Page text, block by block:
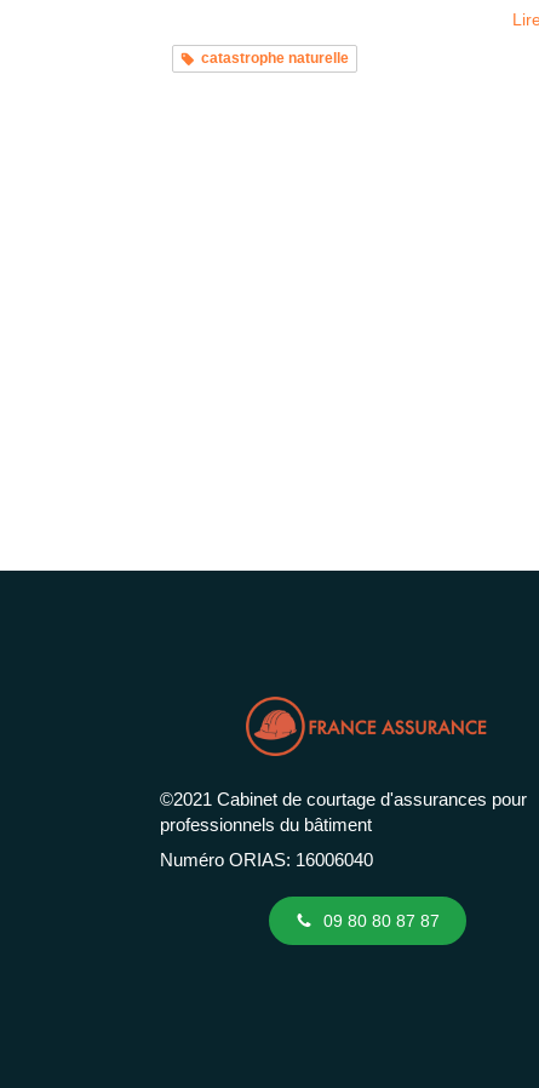
catastrophe naturelle
©2021 Cabinet de courtage d'assurances pour
professionnels du bâtiment
Numéro ORIAS: 16006040
09 80 80 87 87